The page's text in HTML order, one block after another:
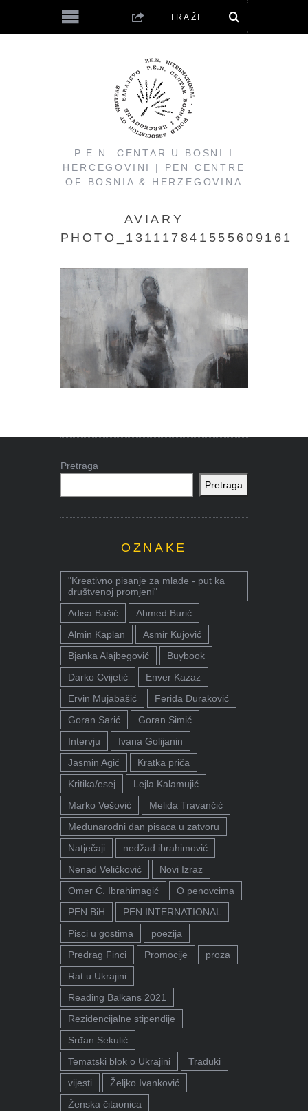
P.E.N. CENTAR U BOSNI I
HERCEGOVINI | PEN CENTRE
OF BOSNIA & HERZEGOVINA
AVIARY
PHOTO_131117841555609161
Pretraga
Pretraga
OZNAKE
"Kreativno pisanje za mlade - put ka
društvenoj promjeni"
Adisa Bašić
Ahmed Burić
Almin Kaplan
Asmir Kujović
Bjanka Alajbegović
Buybook
Darko Cvijetić
Enver Kazaz
Ervin Mujabašić
Ferida Duraković
Goran Sarić
Goran Simić
Intervju
Ivana Golijanin
Jasmin Agić
Kratka priča
Kritika/esej
Lejla Kalamujić
Marko Vešović
Melida Travančić
Međunarodni dan pisaca u zatvoru
Natječaji
nedžad ibrahimović
Nenad Veličković
Novi Izraz
Omer Ć. Ibrahimagić
O penovcima
PEN BiH
PEN INTERNATIONAL
Pisci u gostima
poezija
Predrag Finci
Promocije
proza
Rat u Ukrajini
Reading Balkans 2021
Rezidencijalne stipendije
Srđan Sekulić
Tematski blok o Ukrajini
Traduki
vijesti
Željko Ivanković
Ženska čitaonica